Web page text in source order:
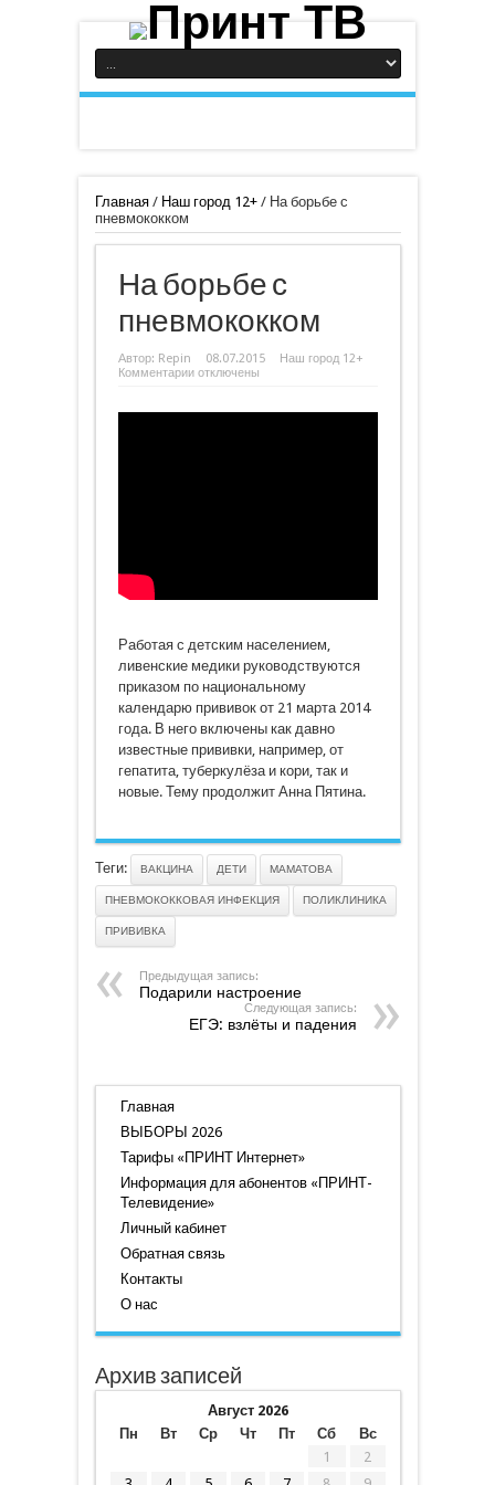
Главная/ Наш город 12+/ На борьбе с
пневмококком
На борьбе с
пневмококком
Автор: Repin 08.07.2015
Наш город 12+
Комментариик
борьбе
отключены
Работая с детским населением,
ливенские медики руководствуются
приказом по национальному
календарю прививок от 21 марта 2014
года. В него включены как давно
известные прививки, например, от
гепатита, туберкулёза и кори, так и
новые. Тему продолжит Анна Пятина.
Теги: ВАКЦИНА ДЕТИ МАМАТОВА
ПНЕВМОКОККОВАЯ ИНФЕКЦИЯ ПОЛИКЛИНИКА
ПРИВИВКА
Предыдущая запись:
Подарили настроение
Следующая запись:
ЕГЭ: взлёты и падения
Главная
ВЫБОРЫ 2026
Тарифы «ПРИНТ Интернет»
Информация для абонентов «ПРИНТ-
Телевидение»
Личный кабинет
Обратная связь
Контакты
О нас
Архив записей
Август 2026
Пн
Вт Ср Чт Пт Сб
Вс
1
2